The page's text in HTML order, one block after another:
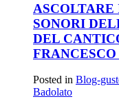
SONORI
DEL
Posted in Blog-
Badolato